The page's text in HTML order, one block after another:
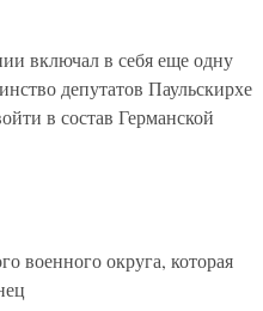
включал в себя еще одну
депутатов Паульскирхе
в состав Германской
военного округа, которая